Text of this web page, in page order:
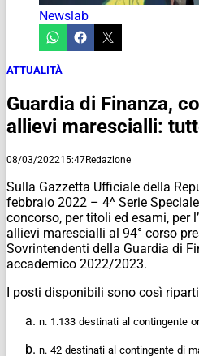
Newslab
ATTUALITÀ
Guardia di Finanza,
allievi marescialli:
08/03/202215:47Redazione
Sulla Gazzetta Ufficiale della
febbraio 2022 – 4^ Serie
concorso, per titoli ed esami, per
allievi marescialli al 94° corso
Sovrintendenti della Guardia di
accademico 2022/2023.
I posti disponibili sono così
n. 1.133 destinati al contingente
n. 42 destinati al contingente di